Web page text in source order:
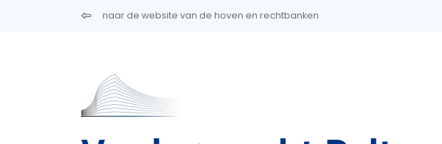
Overslaan en naar de inhoud gaannaar de website van de hoven en rechtbanken